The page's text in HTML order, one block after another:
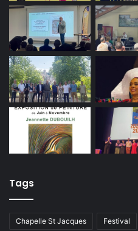
Tags
Chapelle St Jacques Festival